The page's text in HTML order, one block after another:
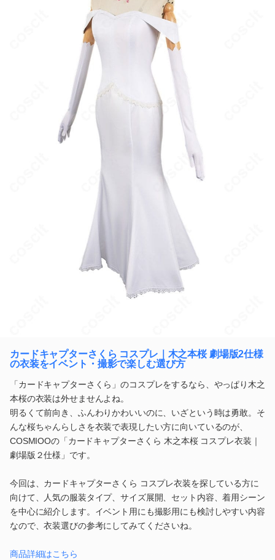
カードキャプターさくら コスプレ｜木之本桜 劇場版2仕様
の衣装をイベント・撮影で楽しむ選び方
「カードキャプターさくら」のコスプレをするなら、やっぱり木之
本桜の衣装は外せませんよね。
明るくて前向き、ふんわりかわいいのに、いざという時は勇敢。そ
んな桜ちゃんらしさを衣装で表現したい方に向いているのが、
COSMIOOの「カードキャプターさくら 木之本桜 コスプレ衣装｜
劇場版２仕様」です。
今回は、カードキャプターさくら コスプレ衣装を探している方に
向けて、人気の服装タイプ、サイズ展開、セット内容、着用シーン
を中心に紹介します。イベント用にも撮影用にも検討しやすい内容
なので、衣装選びの参考にしてみてくださいね。
商品詳細はこちら